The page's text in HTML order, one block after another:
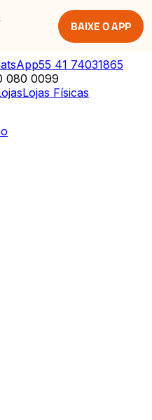
BAIXE O APP
55 41 74031865
080 0099
Lojas Físicas